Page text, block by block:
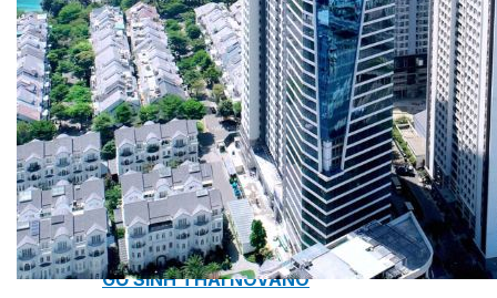
TẤM ỐP ĐA NĂNG FRONTO
MÁI GỖ TUYẾT TÙNG ĐỎ
GỖ NHÂN TẠO NAM SOON
GỖ SINH THÁI NOVANO